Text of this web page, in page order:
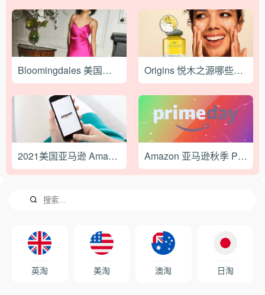
Bloomingdales 美国官网2023海淘下单攻略 Origins 悦木之源哪些明星产品值得买？推荐！
2021美国亚马逊 Amazon.com 海淘攻略—初级篇 Amazon 亚马逊秋季 Prime Day 会员促销活动即将开启！
英淘 美淘 澳淘 日淘